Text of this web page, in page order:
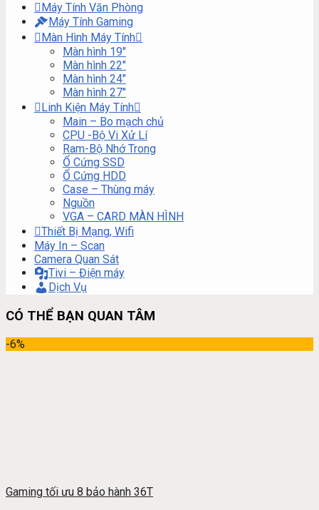
Máy Tính Văn Phòng
Máy Tính Gaming
Màn Hình Máy Tính
Màn hình 19″
Màn hình 22″
Màn hình 24″
Màn hình 27″
Linh Kiện Máy Tính
Main – Bo mạch chủ
CPU -Bộ Vi Xử Lí
Ram-Bộ Nhớ Trong
Ổ Cứng SSD
Ổ Cứng HDD
Case – Thùng máy
Nguồn
VGA – CARD MÀN HÌNH
Thiết Bị Mạng, Wifi
Máy In – Scan
Camera Quan Sát
Tivi – Điện máy
Dịch Vụ
CÓ THỂ BẠN QUAN TÂM
-6%
Gaming tối ưu 8 bảo hành 36T